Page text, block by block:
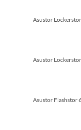
Asustor
Asustor
Asustor Flashstor